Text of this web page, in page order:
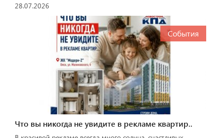
28.07.2026
События
Что вы никогда не увидите в рекламе квартир..